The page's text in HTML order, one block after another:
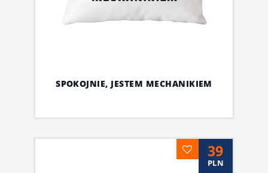
SPOKOJNIE, JESTEM MECHANIKIEM
39
PLN